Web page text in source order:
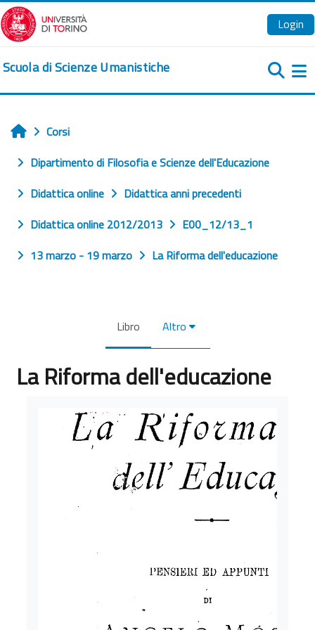
Vai al contenuto principale
Login
Scuola di Scienze Umanistiche
Home
Corsi
Dipartimento di Filosofia e Scienze dell'Educazione
Didattica online
Didattica anni precedenti
Didattica online 2012/2013
E00_12/13_1
13 marzo - 19 marzo
La Riforma dell'educazione
Libro Altro
La Riforma dell'educazione